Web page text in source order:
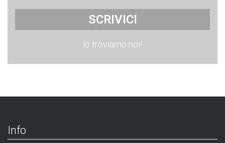
SCRIVICI
lo troviamo noi!
Info